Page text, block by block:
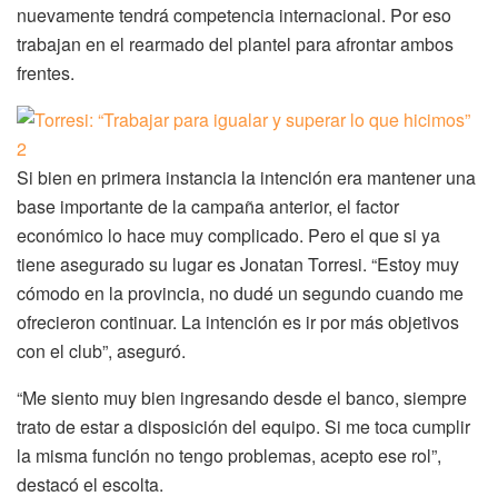
nuevamente tendrá competencia internacional. Por eso
trabajan en el rearmado del plantel para afrontar ambos
frentes.
Si bien en primera instancia la intención era mantener una
base importante de la campaña anterior, el factor
económico lo hace muy complicado. Pero el que si ya
tiene asegurado su lugar es Jonatan Torresi. “Estoy muy
cómodo en la provincia, no dudé un segundo cuando me
ofrecieron continuar. La intención es ir por más objetivos
con el club”, aseguró.
“Me siento muy bien ingresando desde el banco, siempre
trato de estar a disposición del equipo. Si me toca cumplir
la misma función no tengo problemas, acepto ese rol”,
destacó el escolta.